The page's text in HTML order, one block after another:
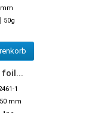
mm
| 50g
foil...
1
mm